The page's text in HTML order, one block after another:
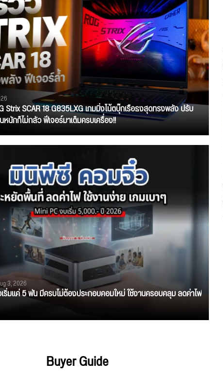
Strix SCAR 18 G835LXG เกมมิ่งโน้ตบุ๊กเรือธงสุดทรงพลัง ปรับ
นักก็ไม่กลัว ฟีเจอร์มาเต็มครบเครื่อง!!
3, 2026
มแค่ 5 พัน มีครบไม่ต้องประกอบคอมใหม่ ใช้งานครอบคลุม ลดค่าไฟ
Buyer Guide